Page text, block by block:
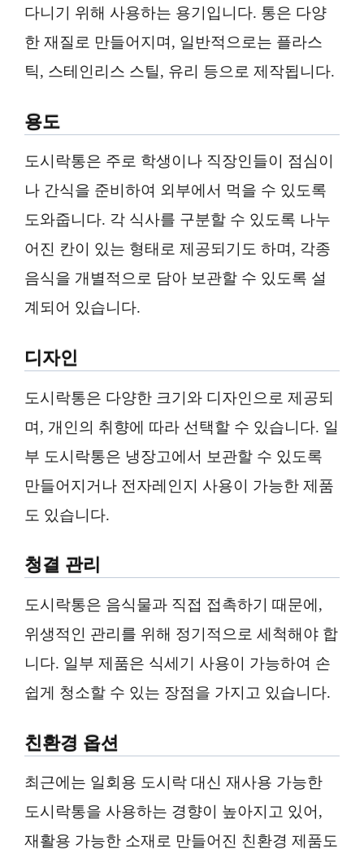
다니기 위해 사용하는 용기입니다. 통은 다양
한 재질로 만들어지며, 일반적으로는 플라스
틱, 스테인리스 스틸, 유리 등으로 제작됩니다.
용도
도시락통은 주로 학생이나 직장인들이 점심이
나 간식을 준비하여 외부에서 먹을 수 있도록
도와줍니다. 각 식사를 구분할 수 있도록 나누
어진 칸이 있는 형태로 제공되기도 하며, 각종
음식을 개별적으로 담아 보관할 수 있도록 설
계되어 있습니다.
디자인
도시락통은 다양한 크기와 디자인으로 제공되
며, 개인의 취향에 따라 선택할 수 있습니다. 일
부 도시락통은 냉장고에서 보관할 수 있도록
만들어지거나 전자레인지 사용이 가능한 제품
도 있습니다.
청결 관리
도시락통은 음식물과 직접 접촉하기 때문에,
위생적인 관리를 위해 정기적으로 세척해야 합
니다. 일부 제품은 식세기 사용이 가능하여 손
쉽게 청소할 수 있는 장점을 가지고 있습니다.
친환경 옵션
최근에는 일회용 도시락 대신 재사용 가능한
도시락통을 사용하는 경향이 높아지고 있어,
재활용 가능한 소재로 만들어진 친환경 제품도